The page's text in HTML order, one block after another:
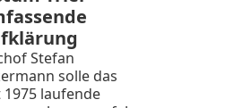
Stefan
solle das
1975 laufende